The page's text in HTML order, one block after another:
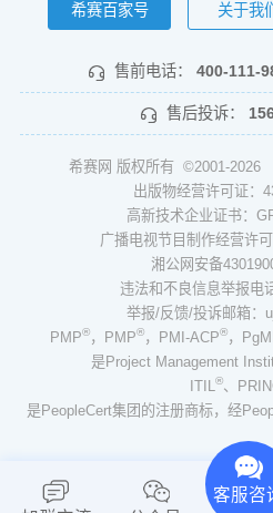
希赛百家号 关于我们
售前电话： 400-111-
售后投诉：
希赛网 版权所有 ©2001-2026
出版物经营许可证：
高新技术企业证书：
广播电视节目制作经营许
湘公网安备
违法和不良信息举报电
举报/反馈/投诉邮箱：
PMP®，PMP®，PMI-ACP®，
是Project Management
ITIL®、
是PeopleCert集团的注册商标，经
客服咨